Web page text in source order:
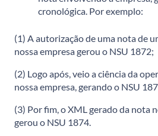
cronológica. Por exemplo:
(1) A autorização de uma nota de
nossa empresa gerou o NSU 1872;
(2) Logo após, veio a ciência da
nossa empresa, gerando o NSU
(3) Por fim, o XML gerado da nota
gerou o NSU 1874.